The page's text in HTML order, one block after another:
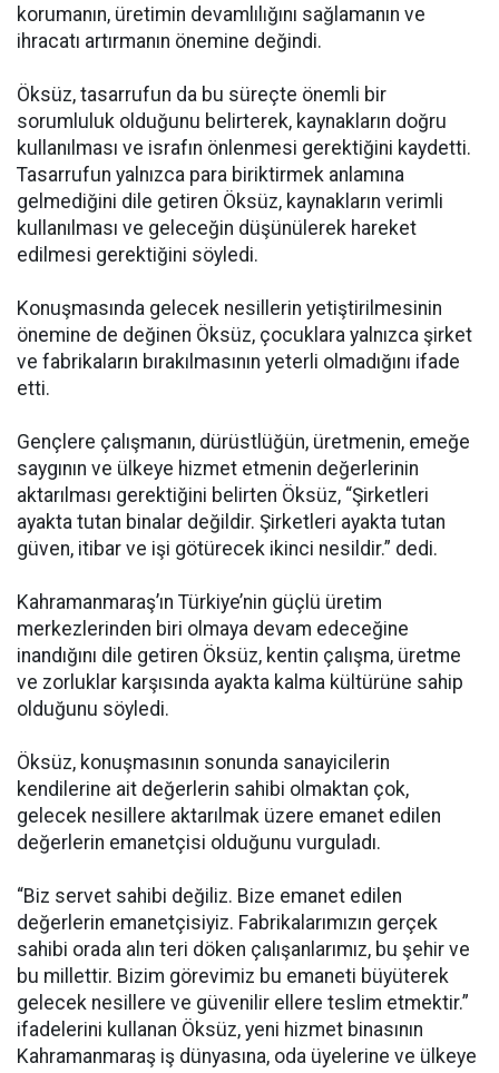
korumanın, üretimin devamlılığını sağlamanın ve
ihracatı artırmanın önemine değindi.
Öksüz, tasarrufun da bu süreçte önemli bir
sorumluluk olduğunu belirterek, kaynakların doğru
kullanılması ve israfın önlenmesi gerektiğini kaydetti.
Tasarrufun yalnızca para biriktirmek anlamına
gelmediğini dile getiren Öksüz, kaynakların verimli
kullanılması ve geleceğin düşünülerek hareket
edilmesi gerektiğini söyledi.
Konuşmasında gelecek nesillerin yetiştirilmesinin
önemine de değinen Öksüz, çocuklara yalnızca şirket
ve fabrikaların bırakılmasının yeterli olmadığını ifade
etti.
Gençlere çalışmanın, dürüstlüğün, üretmenin, emeğe
saygının ve ülkeye hizmet etmenin değerlerinin
aktarılması gerektiğini belirten Öksüz, “Şirketleri
ayakta tutan binalar değildir. Şirketleri ayakta tutan
güven, itibar ve işi götürecek ikinci nesildir.” dedi.
Kahramanmaraş’ın Türkiye’nin güçlü üretim
merkezlerinden biri olmaya devam edeceğine
inandığını dile getiren Öksüz, kentin çalışma, üretme
ve zorluklar karşısında ayakta kalma kültürüne sahip
olduğunu söyledi.
Öksüz, konuşmasının sonunda sanayicilerin
kendilerine ait değerlerin sahibi olmaktan çok,
gelecek nesillere aktarılmak üzere emanet edilen
değerlerin emanetçisi olduğunu vurguladı.
“Biz servet sahibi değiliz. Bize emanet edilen
değerlerin emanetçisiyiz. Fabrikalarımızın gerçek
sahibi orada alın teri döken çalışanlarımız, bu şehir ve
bu millettir. Bizim görevimiz bu emaneti büyüterek
gelecek nesillere ve güvenilir ellere teslim etmektir.”
ifadelerini kullanan Öksüz, yeni hizmet binasının
Kahramanmaraş iş dünyasına, oda üyelerine ve ülkeye